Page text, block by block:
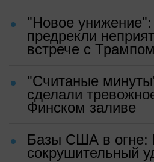
"Новое
предрекли
встрече с Трампом
"Считаные
сделали
Финском заливе
Базы США в огне:
сокрушительный